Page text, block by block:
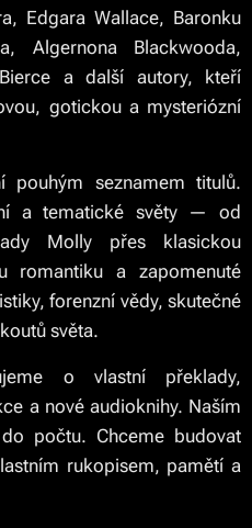
Edgara Wallace, Baronku
Algernona Blackwooda,
a další autory, kteří
gotickou a mysteriózní
pouhým seznamem titulů.
a tematické světy — od
Molly přes klasickou
romantiku a zapomenuté
forenzní vědy, skutečné
světa.
o vlastní překlady,
a nové audioknihy. Naším
počtu. Chceme budovat
rukopisem, pamětí a